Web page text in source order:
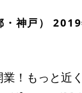
・神戸）
業！もっと近